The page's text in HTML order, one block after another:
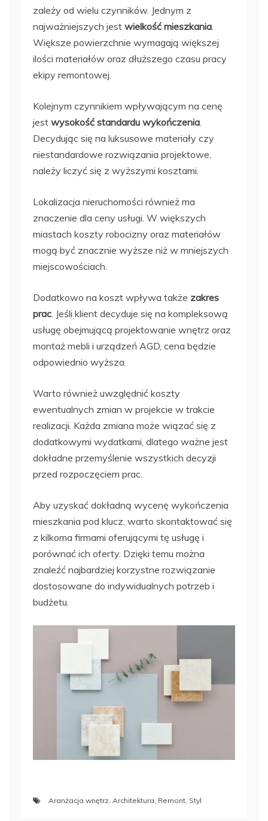
zależy od wielu czynników. Jednym z
najważniejszych jest wielkość mieszkania.
Większe powierzchnie wymagają większej
ilości materiałów oraz dłuższego czasu pracy
ekipy remontowej.
Kolejnym czynnikiem wpływającym na cenę
jest wysokość standardu wykończenia.
Decydując się na luksusowe materiały czy
niestandardowe rozwiązania projektowe,
należy liczyć się z wyższymi kosztami.
Lokalizacja nieruchomości również ma
znaczenie dla ceny usługi. W większych
miastach koszty robocizny oraz materiałów
mogą być znacznie wyższe niż w mniejszych
miejscowościach.
Dodatkowo na koszt wpływa także zakres
prac. Jeśli klient decyduje się na kompleksową
usługę obejmującą projektowanie wnętrz oraz
montaż mebli i urządzeń AGD, cena będzie
odpowiednio wyższa.
Warto również uwzględnić koszty
ewentualnych zmian w projekcie w trakcie
realizacji. Każda zmiana może wiązać się z
dodatkowymi wydatkami, dlatego ważne jest
dokładne przemyślenie wszystkich decyzji
przed rozpoczęciem prac.
Aby uzyskać dokładną wycenę wykończenia
mieszkania pod klucz, warto skontaktować się
z kilkoma firmami oferującymi tę usługę i
porównać ich oferty. Dzięki temu można
znaleźć najbardziej korzystne rozwiązanie
dostosowane do indywidualnych potrzeb i
budżetu.
Aranżacja wnętrz, Architektura, Remont, Styl